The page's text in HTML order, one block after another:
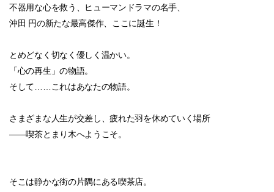
不器用な心を救う、ヒューマンドラマの名手、
沖田 円の新たな最高傑作、ここに誕生！
とめどなく切なく優しく温かい。
「心の再生」の物語。
そして……これはあなたの物語。
さまざまな人生が交差し、疲れた羽を休めていく場所
――喫茶とまり木へようこそ。
そこは静かな街の片隅にある喫茶店。